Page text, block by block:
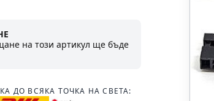
на този артикул ще бъде
ДО ВСЯКА ТОЧКА НА СВЕТА: